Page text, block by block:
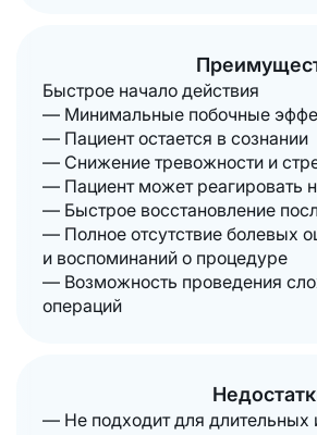
Быстрое начало действия
— Минимальные побочные
— Пациент остается в сознании
— Снижение тревожности и
— Пациент может реагировать
— Быстрое восстановление
— Полное отсутствие болевых
и воспоминаний о процедуре
— Возможность проведения
операций
— Не подходит для длительных